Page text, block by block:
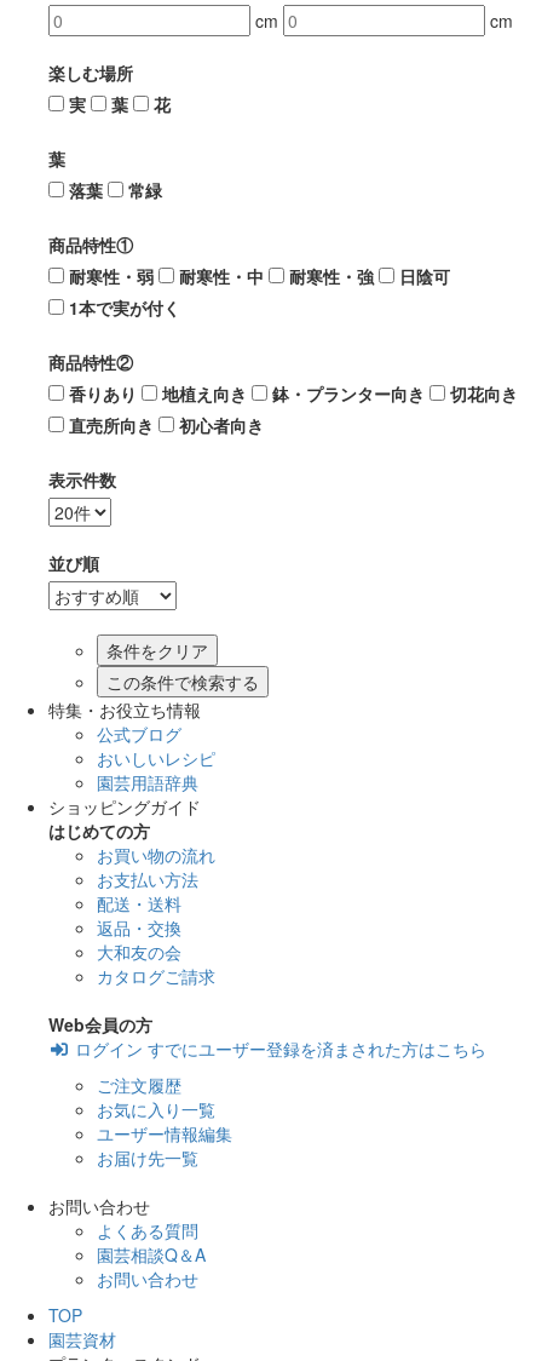
cm
cm
楽しむ場所
実
葉 花
葉
落葉
常緑
商品特性①
耐寒性・弱
耐寒性・中 耐寒性・強
日陰可
1本で実が付く
商品特性②
香りあり
地植え向き 鉢・プランター向き
切花向き
直売所向き
初心者向き
表示件数
並び順
この条件で検索する
特集・お役立ち情報
公式ブログ
おいしいレシピ
園芸用語辞典
ショッピングガイド
はじめての方
お買い物の流れ
お支払い方法
配送・送料
返品・交換
大和友の会
カタログご請求
Web会員の方
ログイン すでにユーザー登録を済まされた方はこちら
ご注文履歴
お気に入り一覧
ユーザー情報編集
お届け先一覧
お問い合わせ
よくある質問
園芸相談Q＆A
お問い合わせ
TOP
園芸資材